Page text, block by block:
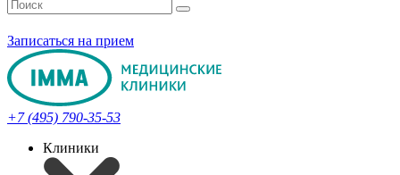
Записаться на прием
+7 (495) 790-35-53
Клиники